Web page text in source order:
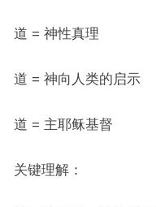
道 = 神性真理
道 = 神向人类的启示
道 = 主耶稣基督
关键理解：